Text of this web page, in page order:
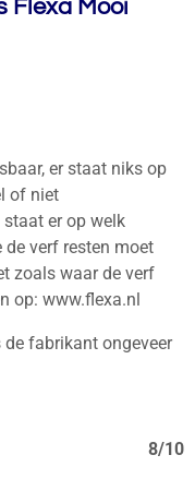
Flexa Mooi
er staat niks op
of niet
er op welk
de verf resten moet
zoals waar de verf
op: www.flexa.nl
fabrikant ongeveer
8/10